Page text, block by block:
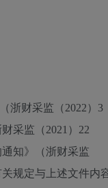
浙财采监（2022）3
采监（2021）22
知》（浙财采监
关规定与上述文件内